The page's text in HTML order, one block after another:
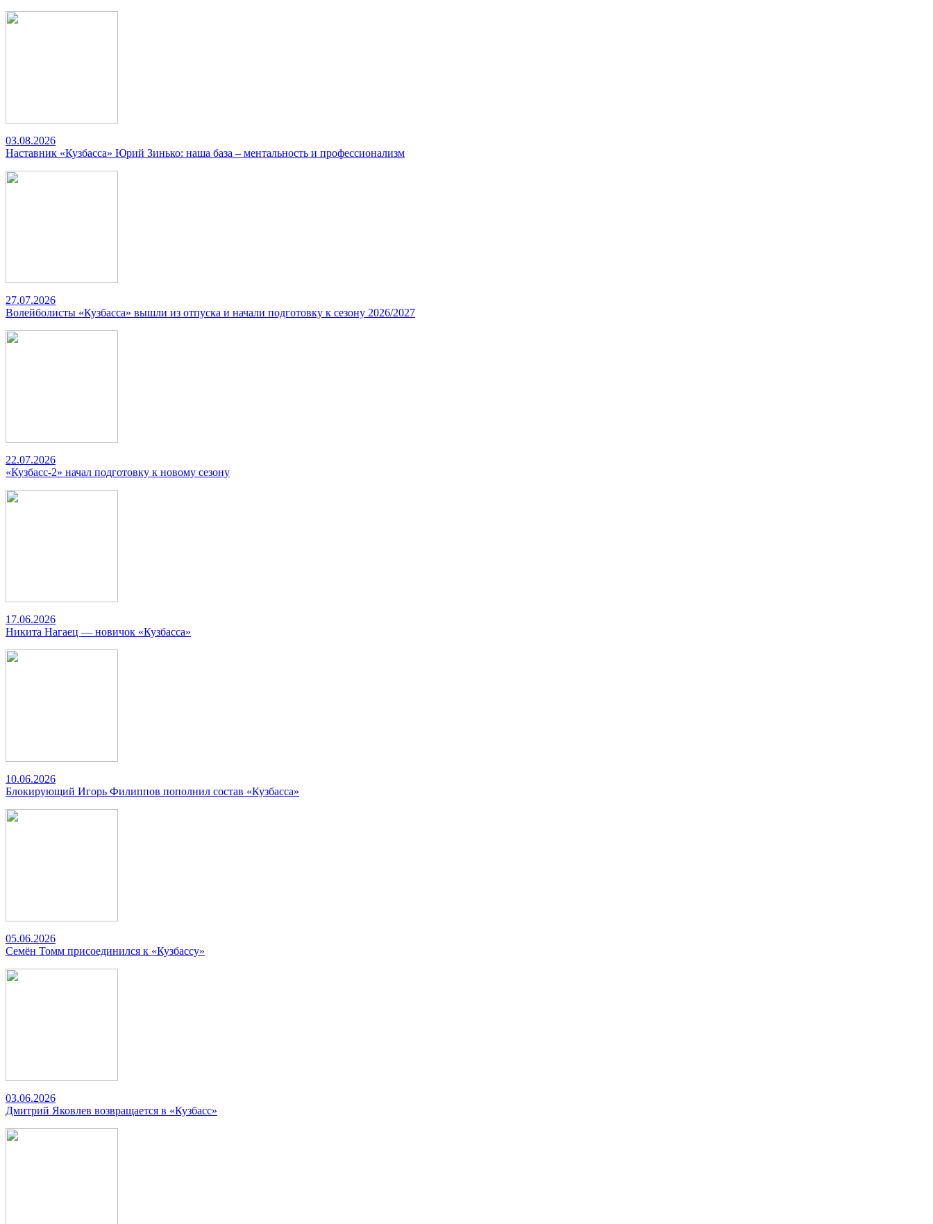
03.08.2026
Наставник «Кузбасса» Юрий Зинько: наша база – ментальность и профессионализм
27.07.2026
Волейболисты «Кузбасса» вышли из отпуска и начали подготовку к сезону 2026/2027
22.07.2026
«Кузбасс-2» начал подготовку к новому сезону
17.06.2026
Никита Нагаец — новичок «Кузбасса»
10.06.2026
Блокирующий Игорь Филиппов пополнил состав «Кузбасса»
05.06.2026
Семён Томм присоединился к «Кузбассу»
03.06.2026
Дмитрий Яковлев возвращается в «Кузбасс»